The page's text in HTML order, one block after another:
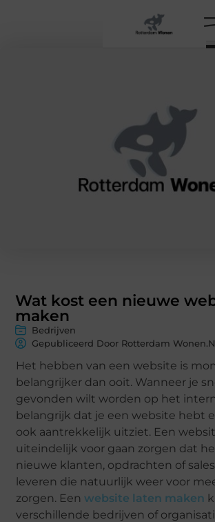
Wat kost een nieuwe
maken
Bedrijven
Gepubliceerd Door Rotterdam
Het hebben van een website is
belangrijker dan ooit. Wanneer je
gevonden wilt worden op het
belangrijk dat je een website hebt
ook aantrekkelijk uitziet. Een
uiteindelijk voor gaan zorgen dat
nieuwe klanten, opdrachten of
leveren die natuurlijk weer voor
zorgen. Een website laten maken
verschillende bedrijven of